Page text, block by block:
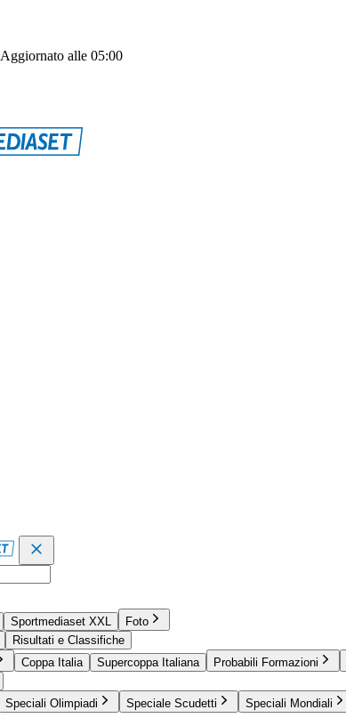
Aggiornato alle 05:00
Sportmediaset XXL
Foto
Risultati e Classifiche
Coppa Italia Supercoppa Italiana Probabili Formazioni
Speciali Olimpiadi Speciale Scudetti Speciali Mondiali